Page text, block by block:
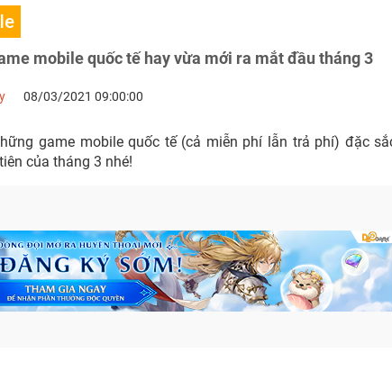
mobile quốc tế hay vừa mới ra mắt đầu tháng 3
08/03/2021 09:00:00
game mobile quốc tế (cả miễn phí lẫn trả phí) đặc
của tháng 3 nhé!